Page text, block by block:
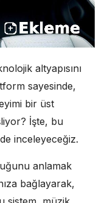
altyapısını
sayesinde,
bir üst
İşte, bu
inceleyeceğiz.
anlamak
bağlayarak,